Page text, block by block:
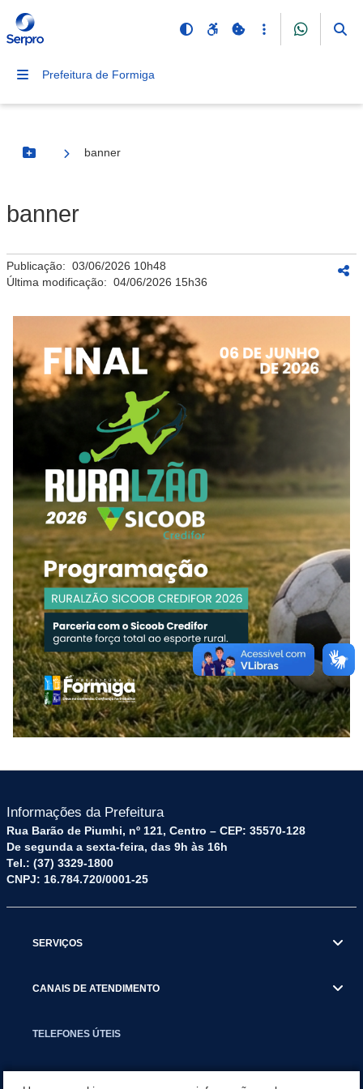
Prefeitura de Formiga
Botão Menu
banner
banner
Publicação: 03/06/2026 10h48
Última modificação: 04/06/2026 15h36
Informações da Prefeitura
Rua Barão de Piumhi, nº 121, Centro – CEP: 35570-128
De segunda a sexta-feira, das 9h às 16h
Tel.: (37) 3329-1800
CNPJ: 16.784.720/0001-25
SERVIÇOS
CANAIS DE ATENDIMENTO
TELEFONES ÚTEIS